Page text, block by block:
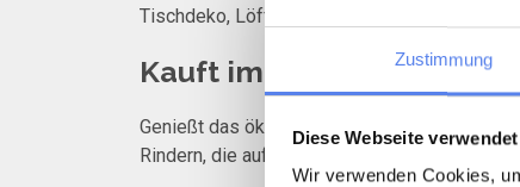
Zustimmung
Diese Webseite
Wir verwenden Cookies,
Tischdeko, Löffel, Kämme und
Kauft im Hofladen ein
Genießt das ökologische Eis aus der
Rindern, die auf den Salzwiesen gleich hinter